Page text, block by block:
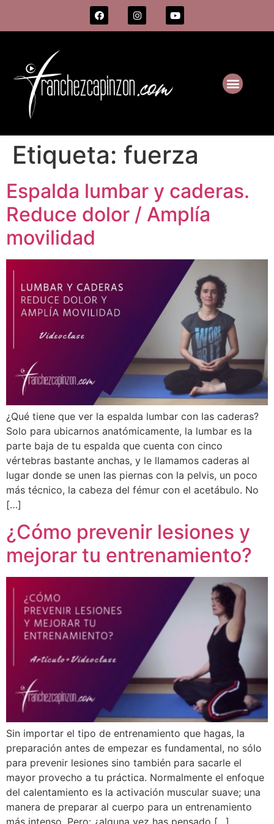
Etiqueta: fuerza
Espalda lumbar y caderas.
Reduce dolor / Amplía
movilidad
¿Qué tiene que ver la espalda lumbar con las caderas?
Solo para ubicarnos anatómicamente, la lumbar es la
parte baja de tu espalda que cuenta con cinco
vértebras bastante anchas, y le llamamos caderas al
lugar donde se unen las piernas con la pelvis, un poco
más técnico, la cabeza del fémur con el acetábulo. No
[…]
¿Cómo prevenir lesiones y
mejorar tu entrenamiento?
Sin importar el tipo de entrenamiento que hagas, la
preparación antes de empezar es fundamental, no sólo
para prevenir lesiones sino también para sacarle el
mayor provecho a tu práctica. Normalmente el enfoque
del calentamiento es la activación muscular suave; una
manera de preparar al cuerpo para un entrenamiento